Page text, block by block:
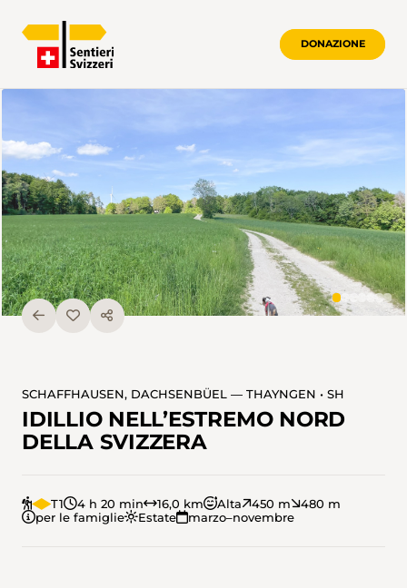
DONAZIONE
SCHAFFHAUSEN, DACHSENBÜEL — THAYNGEN • SH
IDILLIO NELL’ESTREMO NORD
DELLA SVIZZERA
T1 4 h 20 min 16,0 km Alta 450 m
480 m
per le famiglie
Estate marzo–novembre